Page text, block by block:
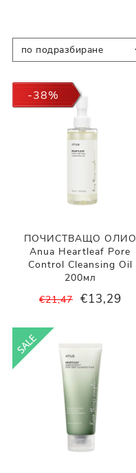
-38%
ПОЧИСТВАЩО ОЛИО
Anua Heartleaf Pore
Control Cleansing Oil
200мл
€21,47 €13,29